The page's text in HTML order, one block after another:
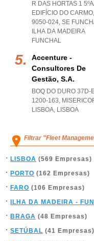
R DAS HORTAS 1
EDIFÍCIO DO CARMO,
9050-024, SE
ILHA DA MADEIRA
FUNCHAL
Accenture -
Consultores De
Gestão, S.a.
BOQ DO DURO 37D-
1200-163,
LISBOA, LISBOA
Filtrar "Fleet
LISBOA (569 Empresas)
PORTO (162 Empresas)
FARO (106 Empresas)
ILHA DA MADEIRA -
BRAGA (48 Empresas)
SETÚBAL (41 Empresas)